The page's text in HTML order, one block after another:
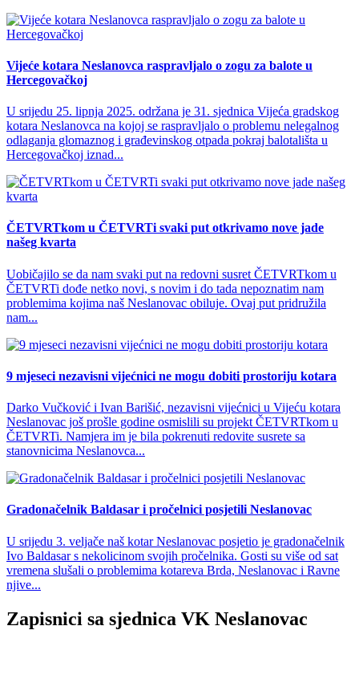
Vijeće kotara Neslanovca raspravljalo o zogu za balote u
Hercegovačkoj
U srijedu 25. lipnja 2025. održana je 31. sjednica Vijeća gradskog
kotara Neslanovca na kojoj se raspravljalo o problemu nelegalnog
odlaganja glomaznog i građevinskog otpada pokraj balotališta u
Hercegovačkoj iznad...
ČETVRTkom u ČETVRTi svaki put otkrivamo nove jade
našeg kvarta
Uobičajilo se da nam svaki put na redovni susret ČETVRTkom u
ČETVRTi dođe netko novi, s novim i do tada nepoznatim nam
problemima kojima naš Neslanovac obiluje. Ovaj put pridružila
nam...
9 mjeseci nezavisni vijećnici ne mogu dobiti prostoriju kotara
Darko Vučković i Ivan Barišić, nezavisni vijećnici u Vijeću kotara
Neslanovac još prošle godine osmislili su projekt ČETVRTkom u
ČETVRTi. Namjera im je bila pokrenuti redovite susrete sa
stanovnicima Neslanovca...
Gradonačelnik Baldasar i pročelnici posjetili Neslanovac
U srijedu 3. veljače naš kotar Neslanovac posjetio je gradonačelnik
Ivo Baldasar s nekolicinom svojih pročelnika. Gosti su više od sat
vremena slušali o problemima kotareva Brda, Neslanovac i Ravne
njive...
Zapisnici sa sjednica VK Neslanovac